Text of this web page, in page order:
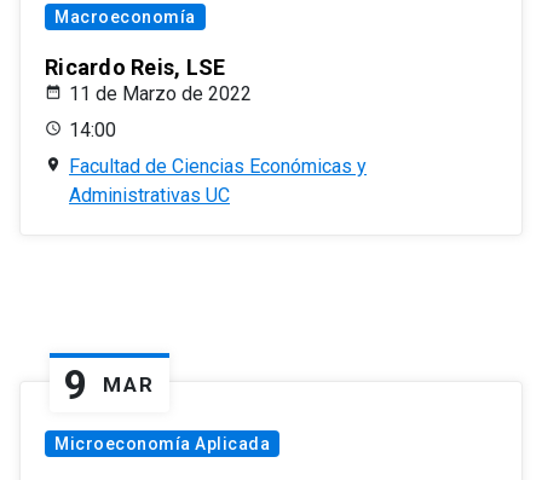
Macroeconomía
Ricardo Reis, LSE
11 de Marzo de 2022
14:00
Facultad de Ciencias Económicas y
Administrativas UC
9 MAR
Microeconomía Aplicada